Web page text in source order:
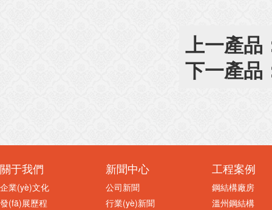
上一產品
下一產品
關于我們
企業(yè)文化
發(fā)展歷程
新聞中心
公司新聞
行業(yè)新聞
工程案例
鋼結構廠房
溫州鋼結構